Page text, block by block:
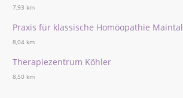
7,93 km
Praxis für klassische Homöopathie Maintal
8,04 km
Therapiezentrum Köhler
8,50 km